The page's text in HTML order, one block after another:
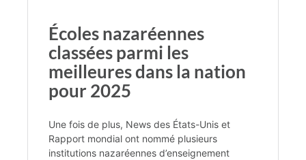
Écoles nazaréennes
classées parmi les
meilleures dans la nation
pour 2025
Une fois de plus, News des États-Unis et
Rapport mondial ont nommé plusieurs
institutions nazaréennes d’enseignement